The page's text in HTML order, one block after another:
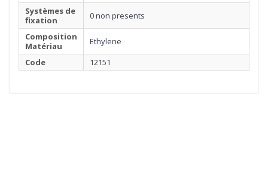
Systèmes de
fixation
0 non presents
Composition
Matériau
Ethylene
Code
12151